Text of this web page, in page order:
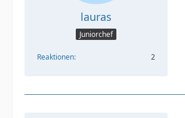
lauras
Juniorchef
Reaktionen 2